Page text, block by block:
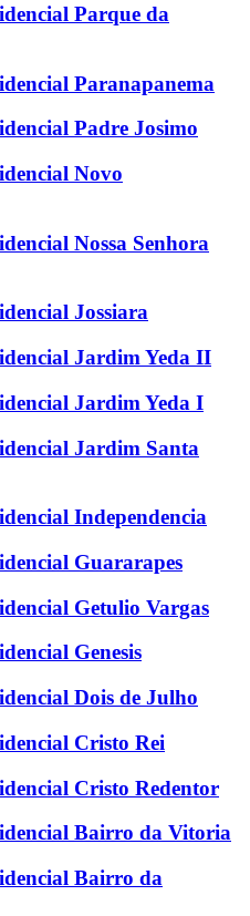
Parque da
Paranapanema
Padre Josimo
Novo
Nossa Senhora
Jossiara
Jardim Yeda II
Jardim Yeda I
Jardim Santa
Independencia
Guararapes
Getulio Vargas
Genesis
Dois de Julho
Cristo Rei
Cristo Redentor
Bairro da Vitoria
Bairro da